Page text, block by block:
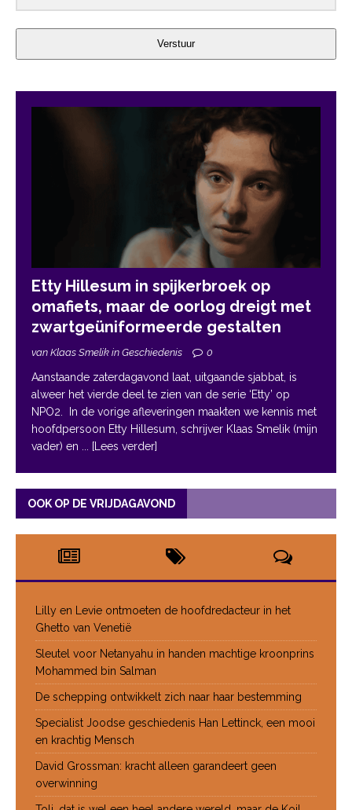
Verstuur
Etty Hillesum in spijkerbroek op
omafiets, maar de oorlog dreigt met
zwartgeüniformeerde gestalten
van Klaas Smelik in Geschiedenis 0
Aanstaande zaterdagavond laat, uitgaande sjabbat, is
alweer het vierde deel te zien van de serie ‘Etty’ op
NPO2. In de vorige afleveringen maakten we kennis met
hoofdpersoon Etty Hillesum, schrijver Klaas Smelik (mijn
vader) en ... [Lees verder]
OOK OP DE VRIJDAGAVOND
Lilly en Levie ontmoeten de hoofdredacteur in het
Ghetto van Venetië
Sleutel voor Netanyahu in handen machtige kroonprins
Mohammed bin Salman
De schepping ontwikkelt zich naar haar bestemming
Specialist Joodse geschiedenis Han Lettinck, een mooi
en krachtig Mensch
David Grossman: kracht alleen garandeert geen
overwinning